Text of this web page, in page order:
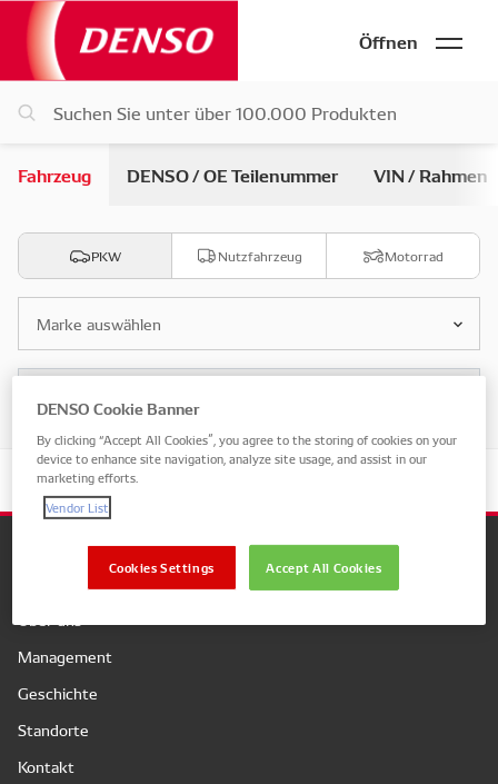
Öffnen
Fahrzeug DENSO / OE Teilenummer VIN / Rahmen
PKW Nutzfahrzeug Motorrad
Marke auswählen
Unternehmen
Über uns
Management
Geschichte
Standorte
Kontakt
DENSO Cookie Banner
By clicking “Accept All Cookies”, you agree to the storing of cookies on your
device to enhance site navigation, analyze site usage, and assist in our
marketing efforts.
Vendor List
Accept All Cookies
Cookies Settings